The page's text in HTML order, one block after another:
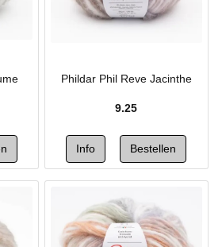
Phildar Phil Reve Jacinthe
9.25